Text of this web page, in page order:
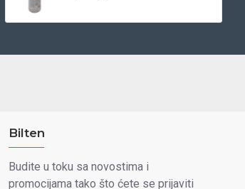
Bilten
Budite u toku sa novostima i
promocijama tako što ćete se prijaviti